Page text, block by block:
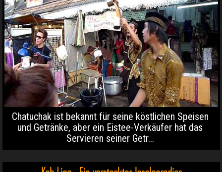
Chatuchak ist bekannt für seine köstlichen Speisen
und Getränke, aber ein Eistee-Verkäufer hat das
Servieren seiner Getr...